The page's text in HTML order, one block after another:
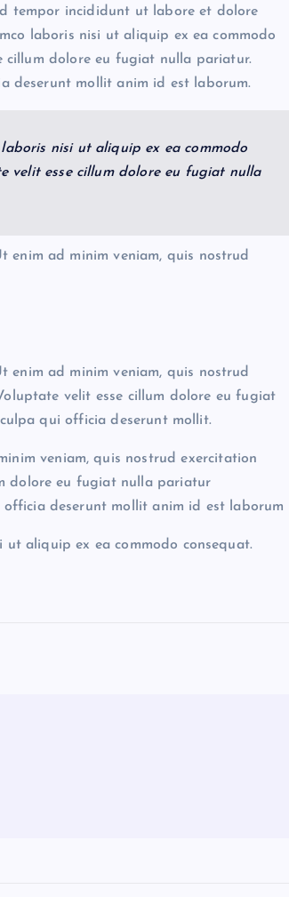
tempor incididunt ut labore et dolore
laboris nisi ut aliquip ex ea commodo
cillum dolore eu fugiat nulla pariatur.
deserunt mollit anim id est laborum.
nisi ut aliquip ex ea commodo
velit esse cillum dolore eu fugiat nulla
ad minim veniam, quis nostrud
ad minim veniam, quis nostrud
velit esse cillum dolore eu fugiat
qui officia deserunt mollit.
veniam, quis nostrud exercitation
dolore eu fugiat nulla pariatur
deserunt mollit anim id est laborum
aliquip ex ea commodo consequat.